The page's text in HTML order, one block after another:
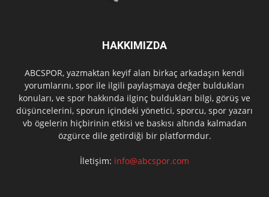
HAKKIMIZDA
ABCSPOR, yazmaktan keyif alan birkaç arkadaşın kendi
yorumlarını, spor ile ilgili paylaşmaya değer buldukları
konuları, ve spor hakkında ilginç buldukları bilgi, görüş ve
düşüncelerini, sporun içindeki yönetici, sporcu, spor yazarı
vb ögelerin hiçbirinin etkisi ve baskısı altında kalmadan
özgürce dile getirdiği bir platformdur.
İletişim: info@abcspor.com